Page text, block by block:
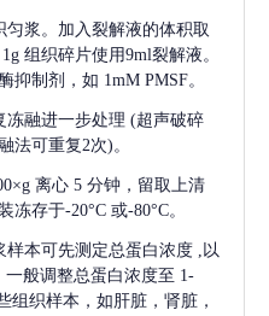
浆。加入裂解液的体积取
1g 组织碎片使用9ml裂解液。
抑制剂，如 1mM PMSF。
冻融进一步处理 (超声破碎
法可重复2次)。
离心 5 分钟，留取上清
存于-20°C 或-80°C。
样本可先测定总蛋白浓度
,以
般调整总蛋白浓度至 1-
组织样本，如肝脏，肾脏，